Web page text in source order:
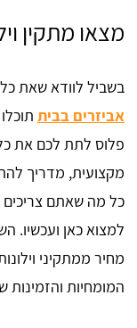
מצאו מתקין
בשביל לוודא שאת כל
אביזרים בבית
פלוס לתת לכם את
מקצועית, מדריך
כל מה שאתם צריכים
מחיר ממתקיני
המומחיות והזמינות